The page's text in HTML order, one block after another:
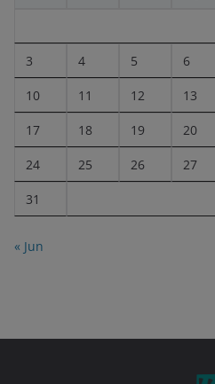
3 4 5 6
10 11 12 13
17 18 19 20
24 25 26 27
31
« Jun